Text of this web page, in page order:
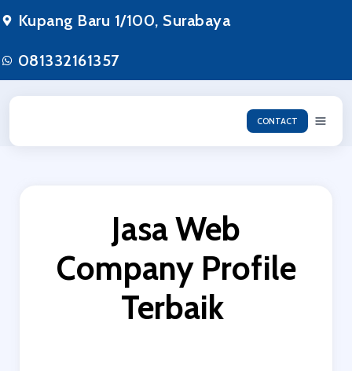
ke
konten
Kupang Baru 1/100, Surabaya
081332161357
CONTACT
Jasa Web
Company Profile
Terbaik